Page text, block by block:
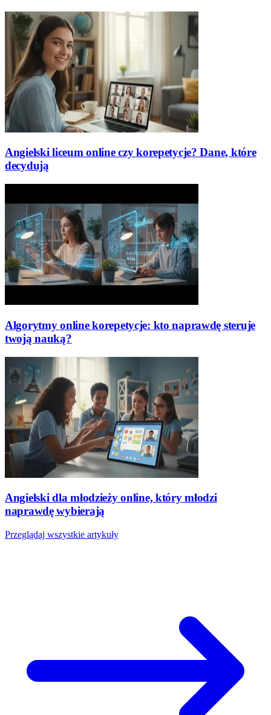
Angielski liceum online czy korepetycje? Dane, które
decydują
Algorytmy online korepetycje: kto naprawdę steruje
twoją nauką?
Angielski dla młodzieży online, który młodzi
naprawdę wybierają
Przeglądaj wszystkie artykuły